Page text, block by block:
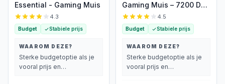
Essential - Gaming Muis
4.3
Budget Stabiele prijs
WAAROM DEZE?
Sterke budgetoptie als je
vooral prijs en
Gaming Muis – 7200 DPI,
RGB
4.5
Budget Stabiele prijs
WAAROM DEZE?
Sterke budgetoptie als je
vooral prijs en